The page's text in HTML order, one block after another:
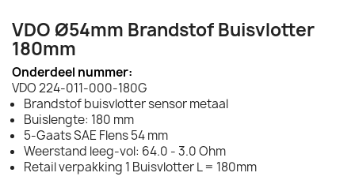
VDO Ø54mm Brandstof Buisvlotter
180mm
Onderdeel nummer:
VDO 224-011-000-180G
Brandstof buisvlotter sensor metaal
Buislengte: 180 mm
5-Gaats SAE Flens 54 mm
Weerstand leeg-vol: 64.0 - 3.0 Ohm
Retail verpakking 1 Buisvlotter L = 180mm